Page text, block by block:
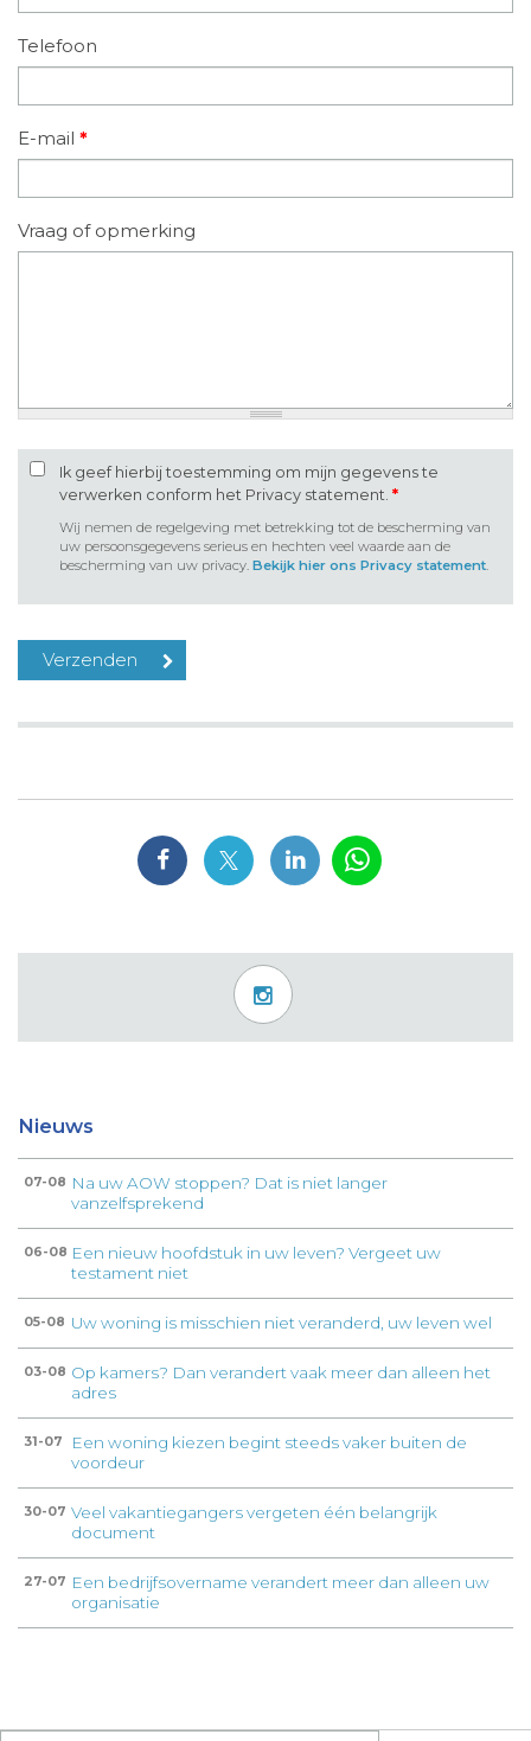
Telefoon
E-mail *
Vraag of opmerking
Ik geef hierbij toestemming om mijn gegevens te
verwerken conform het Privacy statement. *
Wij nemen de regelgeving met betrekking tot de bescherming van
uw persoonsgegevens serieus en hechten veel waarde aan de
bescherming van uw privacy. Bekijk hier ons Privacy statement.
Nieuws
07-08 Na uw AOW stoppen? Dat is niet langer
vanzelfsprekend
06-08 Een nieuw hoofdstuk in uw leven? Vergeet uw
testament niet
05-08 Uw woning is misschien niet veranderd, uw leven wel
03-08 Op kamers? Dan verandert vaak meer dan alleen het
adres
31-07
Een woning kiezen begint steeds vaker buiten de
voordeur
30-07 Veel vakantiegangers vergeten één belangrijk
document
27-07 Een bedrijfsovername verandert meer dan alleen uw
organisatie